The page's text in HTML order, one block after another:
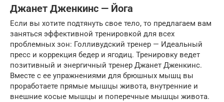
Джанет Дженкинс — Йога
Если вы хотите подтянуть свое тело, то предлагаем вам
заняться эффективной тренировкой для всех
проблемных зон: Голливудский тренер — Идеальный
пресс и коррекция бедер и ягодиц. Тренировку ведет
позитивный и энергичный тренер Джанет Дженкинс.
Вместе с ее упражнениями для брюшных мышц вы
проработаете прямые мышцы живота, внутренние и
внешние косые мышцы и поперечные мышцы живота.